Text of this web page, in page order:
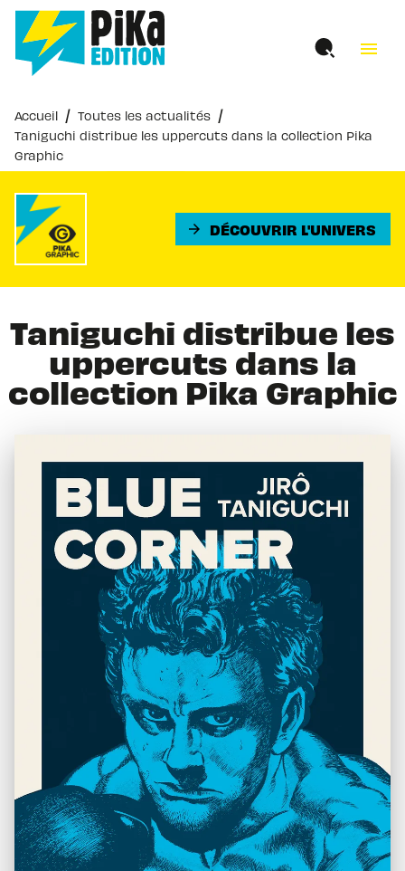
MENU RECHERCHE
PIED DE PAGE
menu
Accueil / Toutes les actualités /
Taniguchi distribue les uppercuts dans la collection Pika
Graphic
arrow_forward DÉCOUVRIR L'UNIVERS
Taniguchi distribue les
uppercuts dans la
collection Pika Graphic